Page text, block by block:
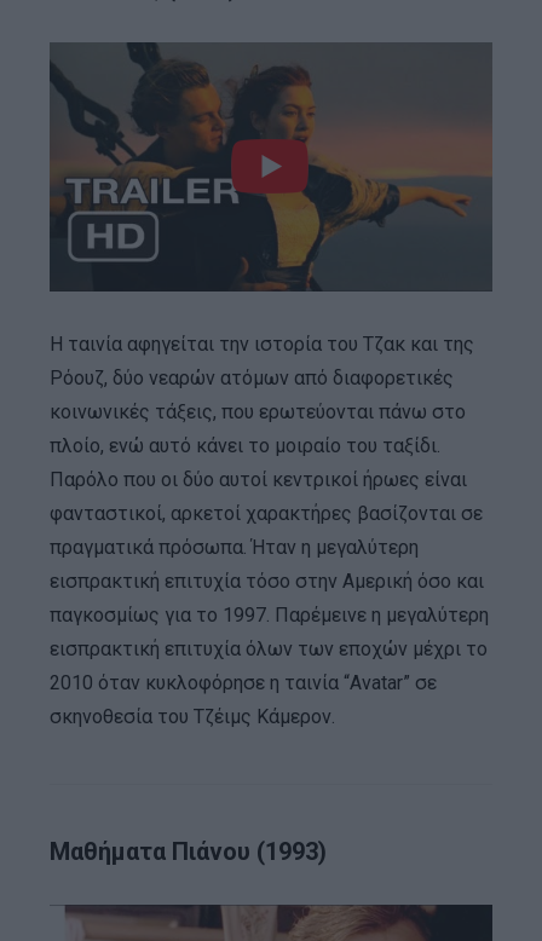
Η ταινία αφηγείται την ιστορία του Τζακ και της
Ρόουζ, δύο νεαρών ατόμων από διαφορετικές
κοινωνικές τάξεις, που ερωτεύονται πάνω στο
πλοίο, ενώ αυτό κάνει το μοιραίο του ταξίδι.
Παρόλο που οι δύο αυτοί κεντρικοί ήρωες είναι
φανταστικοί, αρκετοί χαρακτήρες βασίζονται σε
πραγματικά πρόσωπα. Ήταν η μεγαλύτερη
εισπρακτική επιτυχία τόσο στην Αμερική όσο και
παγκοσμίως για το 1997. Παρέμεινε η μεγαλύτερη
εισπρακτική επιτυχία όλων των εποχών μέχρι το
2010 όταν κυκλοφόρησε η ταινία “Avatar” σε
σκηνοθεσία του Τζέιμς Κάμερον.
Μαθήματα Πιάνου (1993)